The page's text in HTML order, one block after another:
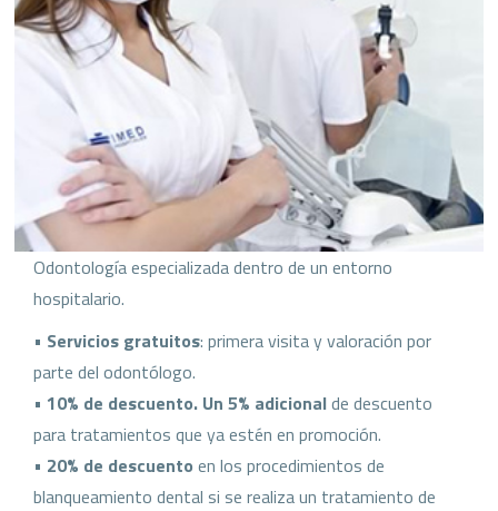
Odontología especializada dentro de un entorno
hospitalario.
• Servicios gratuitos: primera visita y valoración por
parte del odontólogo.
• 10% de descuento. Un 5% adicionalde descuento
para tratamientos que ya estén en promoción.
• 20% de descuento en los procedimientos de
blanqueamiento dental si se realiza un tratamiento de